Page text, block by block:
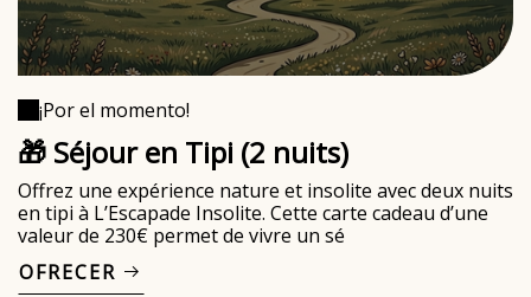
¡Por el momento!
🎁 Séjour en Tipi (2 nuits)
Offrez une expérience nature et insolite avec deux nuits
en tipi à L’Escapade Insolite. Cette carte cadeau d’une
valeur de 230€ permet de vivre un sé
OFRECER